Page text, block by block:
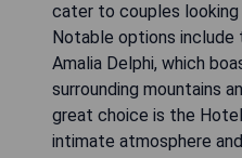
cater to couples
Notable options include
Amalia Delphi, which
surrounding mountains
great choice is the
intimate atmosphere